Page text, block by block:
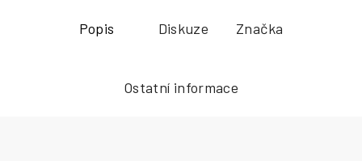
Popis Diskuze Značka
Ostatní informace